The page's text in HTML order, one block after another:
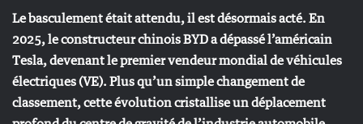
Le basculement était attendu, il est désormais acté. En
2025, le constructeur chinois BYD a dépassé l’américain
Tesla, devenant le premier vendeur mondial de véhicules
électriques (VE). Plus qu’un simple changement de
classement, cette évolution cristallise un déplacement